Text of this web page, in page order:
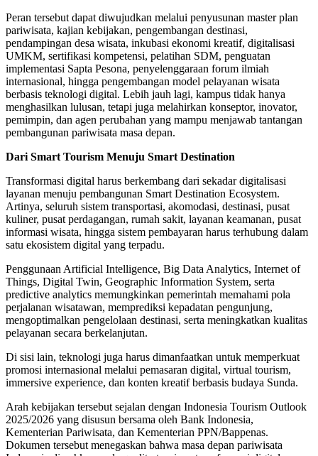
Peran tersebut dapat diwujudkan melalui penyusunan master plan
pariwisata, kajian kebijakan, pengembangan destinasi,
pendampingan desa wisata, inkubasi ekonomi kreatif, digitalisasi
UMKM, sertifikasi kompetensi, pelatihan SDM, penguatan
implementasi Sapta Pesona, penyelenggaraan forum ilmiah
internasional, hingga pengembangan model pelayanan wisata
berbasis teknologi digital. Lebih jauh lagi, kampus tidak hanya
menghasilkan lulusan, tetapi juga melahirkan konseptor, inovator,
pemimpin, dan agen perubahan yang mampu menjawab tantangan
pembangunan pariwisata masa depan.
Dari Smart Tourism Menuju Smart Destination
Transformasi digital harus berkembang dari sekadar digitalisasi
layanan menuju pembangunan Smart Destination Ecosystem.
Artinya, seluruh sistem transportasi, akomodasi, destinasi, pusat
kuliner, pusat perdagangan, rumah sakit, layanan keamanan, pusat
informasi wisata, hingga sistem pembayaran harus terhubung dalam
satu ekosistem digital yang terpadu.
Penggunaan Artificial Intelligence, Big Data Analytics, Internet of
Things, Digital Twin, Geographic Information System, serta
predictive analytics memungkinkan pemerintah memahami pola
perjalanan wisatawan, memprediksi kepadatan pengunjung,
mengoptimalkan pengelolaan destinasi, serta meningkatkan kualitas
pelayanan secara berkelanjutan.
Di sisi lain, teknologi juga harus dimanfaatkan untuk memperkuat
promosi internasional melalui pemasaran digital, virtual tourism,
immersive experience, dan konten kreatif berbasis budaya Sunda.
Arah kebijakan tersebut sejalan dengan Indonesia Tourism Outlook
2025/2026 yang disusun bersama oleh Bank Indonesia,
Kementerian Pariwisata, dan Kementerian PPN/Bappenas.
Dokumen tersebut menegaskan bahwa masa depan pariwisata